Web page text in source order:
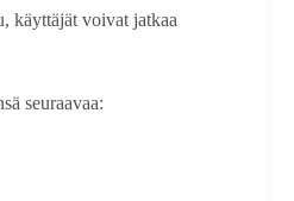
käyttäjät voivat jatkaa
seuraavaa: